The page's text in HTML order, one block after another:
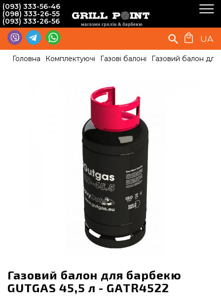
(093) 333-56-46
(098) 333-26-55
(093) 333-26-56
UA
Головна Комплектуючі Газові балоні Газовий балон
Газовий балон для барбекю
GUTGAS 45,5 л - GATR4522